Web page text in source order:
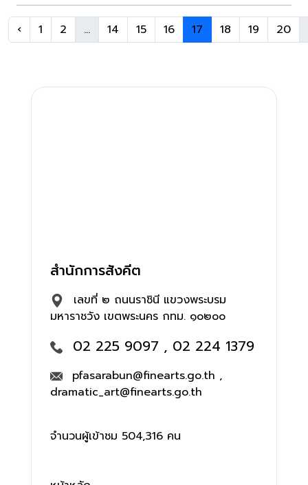
‹ 1 2 ... 14 15 16 17 18 19 20
สำนักการสังคีต
เลขที่ ๒ ถนนราชินี แขวงพระบรม
มหาราชวัง เขตพระนคร กทม. ๑๐๒๐๐
02 225 9097 , 02 224 1379
pfasarabun@finearts.go.th ,
dramatic_art@finearts.go.th
จำนวนผู้เข้าชม 504,316 คน